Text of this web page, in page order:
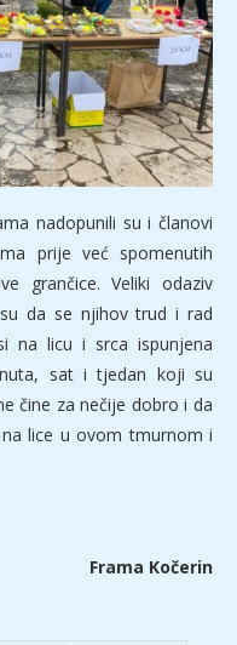
nadopunili su i članovi
prije već spomenutih
grančice. Veliki odaziv
da se njihov trud i rad
na licu i srca ispunjena
sat i tjedan koji su
čine za nečije dobro i da
lice u ovom tmurnom i
Frama Kočerin